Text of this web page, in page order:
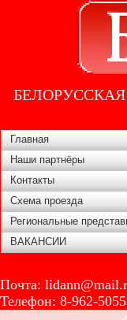
Главная
Наши партнёры
Контакты
Схема проезда
Региональные
ВАКАНСИИ
Почта:
Телефон: 8-962-